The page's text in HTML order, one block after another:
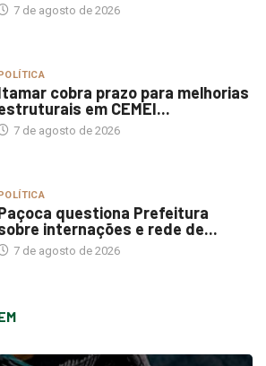
7 de agosto de 2026
POLÍTICA
cobra prazo para melhorias
em CEMEI...
7 de agosto de 2026
questiona Prefeitura
internações e rede de...
7 de agosto de 2026